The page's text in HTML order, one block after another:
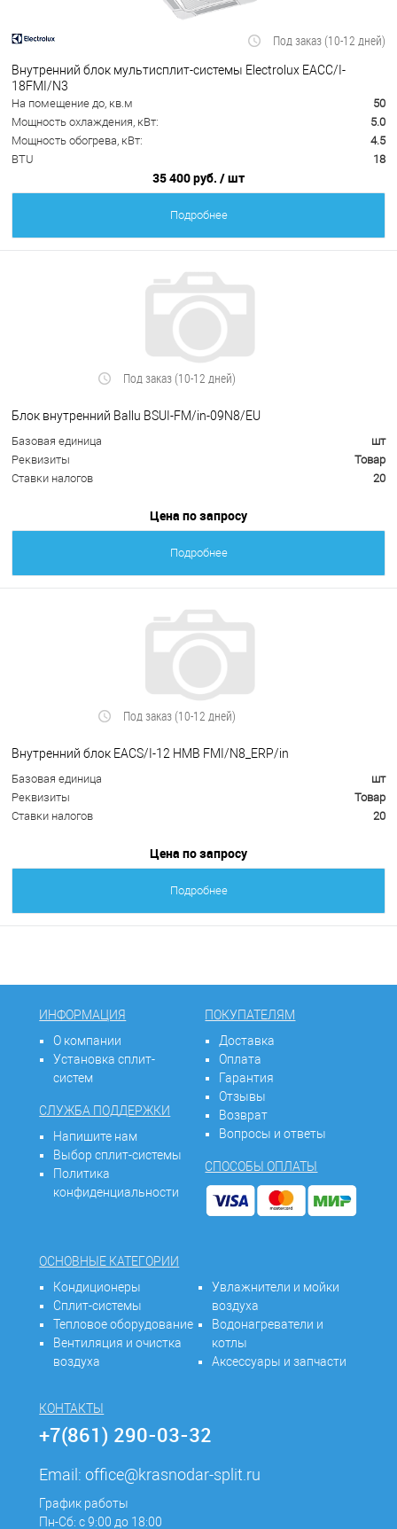
Под заказ (10-12 дней)
Внутренний блок мультисплит-системы Electrolux EACС/I-
18FMI/N3
На помещение до, кв.м
50
Мощность охлаждения, кВт:
5.0
Мощность обогрева, кВт:
4.5
BTU
18
35 400 руб. / шт
Подробнее
Под заказ (10-12 дней)
Блок внутренний Ballu BSUI-FM/in-09N8/EU
Базовая единица
шт
Реквизиты
Товар
Ставки налогов
20
Цена по запросу
Подробнее
Под заказ (10-12 дней)
Внутренний блок EACS/I-12 HMB FMI/N8_ERP/in
Базовая единица
шт
Реквизиты
Товар
Ставки налогов
20
Цена по запросу
Подробнее
ИНФОРМАЦИЯ
О компании
Установка сплит-
систем
СЛУЖБА ПОДДЕРЖКИ
Напишите нам
Выбор сплит-системы
Политика
конфиденциальности
ПОКУПАТЕЛЯМ
Доставка
Оплата
Гарантия
Отзывы
Возврат
Вопросы и ответы
СПОСОБЫ ОПЛАТЫ
ОСНОВНЫЕ КАТЕГОРИИ
Кондиционеры
Сплит-системы
Тепловое оборудование
Вентиляция и очистка
воздуха
Увлажнители и мойки
воздуха
Водонагреватели и
котлы
Аксессуары и запчасти
КОНТАКТЫ
+7(861) 290-03-32
Email:office@krasnodar-split.ru
График работы
Пн-Сб: с 9:00 до 18:00